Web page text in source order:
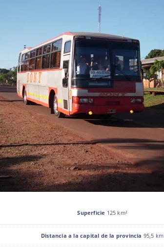
Superficie 125 km²
Distancia a la capital de la provincia 95,5 km